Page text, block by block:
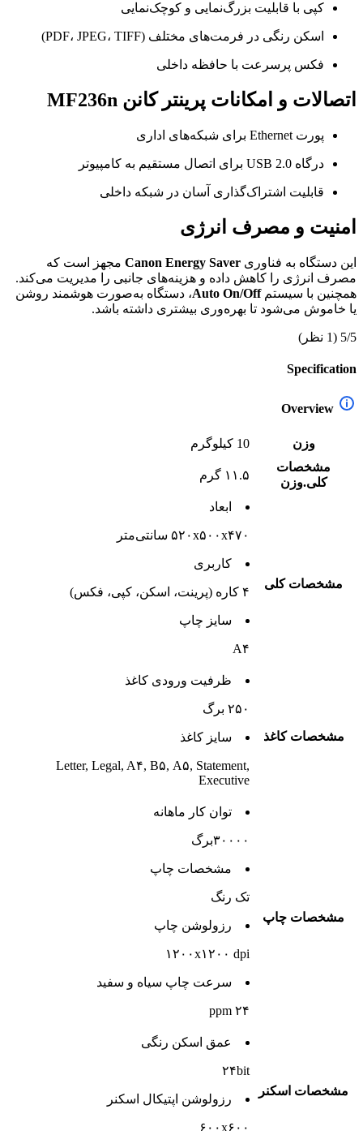
کپی با قابلیت بزرگ‌نمایی و کوچک‌نمایی
اسکن رنگی در فرمت‌های مختلف (PDF، JPEG، TIFF)
فکس پرسرعت با حافظه داخلی
اتصالات و امکانات پرینتر کانن MF236n
پورت Ethernet برای شبکه‌های اداری
درگاه USB 2.0 برای اتصال مستقیم به کامپیوتر
قابلیت اشتراک‌گذاری آسان در شبکه داخلی
امنیت و مصرف انرژی
این دستگاه به فناوری Canon Energy Saver مجهز است که
مصرف انرژی را کاهش داده و هزینه‌های جانبی را مدیریت می‌کند.
همچنین با سیستمAuto On/Off، دستگاه به‌صورت هوشمند روشن
یا خاموش می‌شود تا بهره‌وری بیشتری داشته باشد.
5/5 (1 نظر)
Specification
Overview
وزن
10 کیلوگرم
مشخصات
کلی.وزن
۱۱.۵ گرم
مشخصات کلی
ابعاد
۵۲۰x۵۰۰x۴۷۰ سانتی‌متر
کاربری
۴ کاره (پرینت، اسکن، کپی، فکس)
سایز چاپ
A۴
مشخصات کاغذ
ظرفیت ورودی کاغذ
۲۵۰ برگ
سایز کاغذ
Letter, Legal, A۴, B۵, A۵, Statement,
Executive
مشخصات چاپ
توان کار ماهانه
۳۰۰۰۰برگ
مشخصات چاپ
تک رنگ
رزولوشن چاپ
۱۲۰۰x۱۲۰۰ dpi
سرعت چاپ سیاه و سفید
۲۴ ppm
مشخصات اسکنر
عمق اسکن رنگی
۲۴bit
رزولوشن اپتیکال اسکنر
۶۰۰x۶۰۰